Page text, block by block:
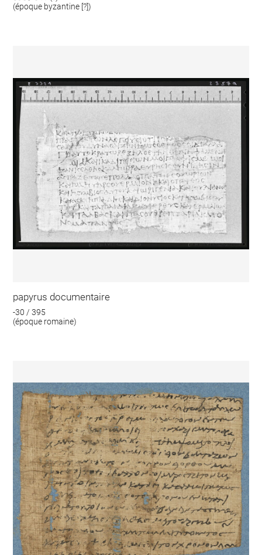
(époque byzantine [?])
papyrus documentaire
-30 / 395
(époque romaine)